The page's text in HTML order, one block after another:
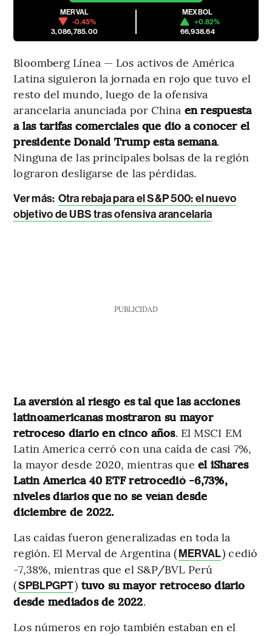
MERVAL
-0.45%
3,086,785.00
MEXBOL
+0.82%
66,938.64
Bloomberg Línea — Los activos de América
Latina siguieron la jornada en rojo que tuvo el
resto del mundo, luego de la ofensiva
arancelaria anunciada por China en respuesta
a las tarifas comerciales que dio a conocer el
presidente Donald Trump esta semana.
Ninguna de las principales bolsas de la región
lograron desligarse de las pérdidas.
Ver más: Otra rebaja para el S&P 500: el nuevo
objetivo de UBS tras ofensiva arancelaria
PUBLICIDAD
La aversión al riesgo es tal que las acciones
latinoamericanas mostraron su mayor
retroceso diario en cinco años. El MSCI EM
Latin America cerró con una caída de casi 7%,
la mayor desde 2020, mientras que el iShares
Latin America 40 ETF retrocedió -6,73%,
niveles diarios que no se veían desde
diciembre de 2022.
Las caídas fueron generalizadas en toda la
región. El Merval de Argentina (MERVAL) cedió
-7,38%, mientras que el S&P/BVL Perú
(SPBLPGPT) tuvo su mayor retroceso diario
desde mediados de 2022.
Los números en rojo también estaban en el